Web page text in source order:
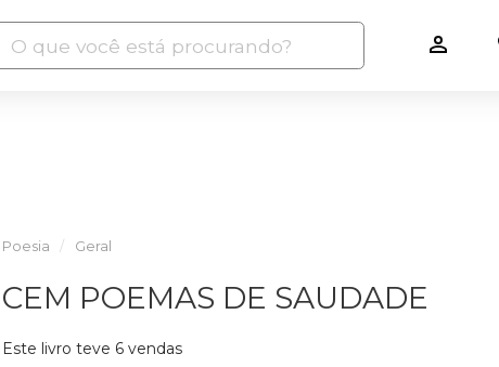
Poesia Geral
CEM POEMAS DE SAUDADE
Este livro teve 6 vendas